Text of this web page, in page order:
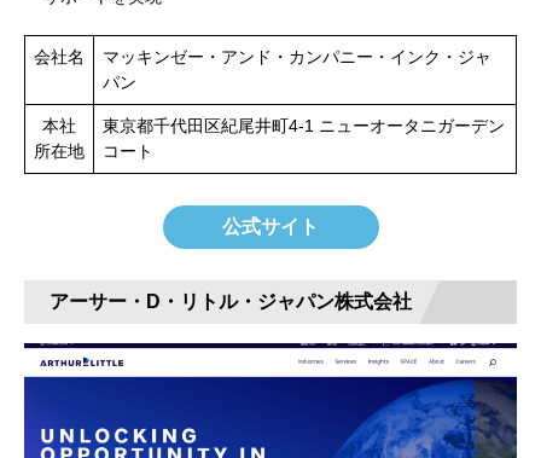
会社名
マッキンゼー・アンド・カンパニー・インク・ジャ
パン
本社
所在地
東京都千代田区紀尾井町4-1 ニューオータニガーデン
コート
公式サイト
アーサー・D・リトル・ジャパン株式会社